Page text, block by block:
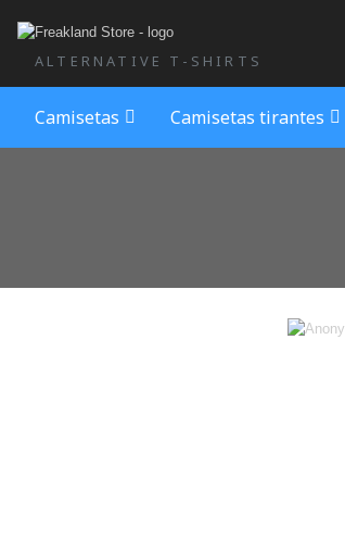
ALTERNATIVE T-SHIRTS
Camisetas Camisetas tirantes